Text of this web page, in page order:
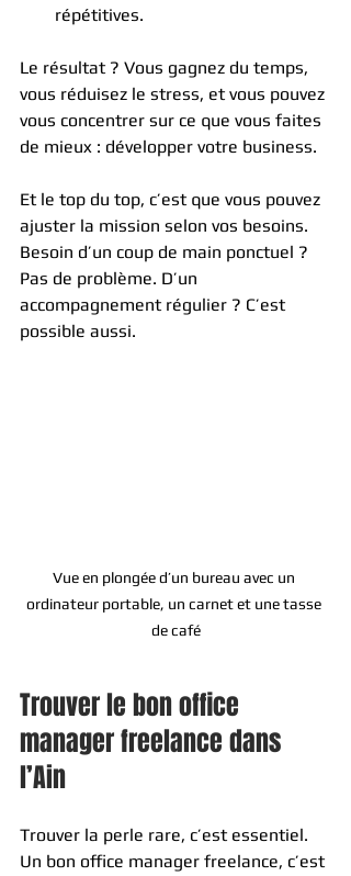
répétitives.
Le résultat ? Vous gagnez du temps,
vous réduisez le stress, et vous pouvez
vous concentrer sur ce que vous faites
de mieux : développer votre business.
Et le top du top, c’est que vous pouvez
ajuster la mission selon vos besoins.
Besoin d’un coup de main ponctuel ?
Pas de problème. D’un
accompagnement régulier ? C’est
possible aussi.
Vue en plongée d’un bureau avec un
ordinateur portable, un carnet et une tasse
de café
Trouver le bon office
manager freelance dans
l’Ain
Trouver la perle rare, c’est essentiel.
Un bon office manager freelance, c’est